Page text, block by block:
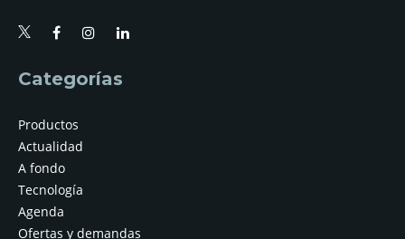
Categorías
Productos
Actualidad
A fondo
Tecnología
Agenda
Ofertas y demandas